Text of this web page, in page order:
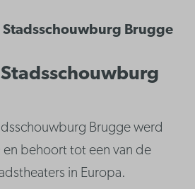
Brugge
Brugge werd
behoort tot een van de
in Europa.